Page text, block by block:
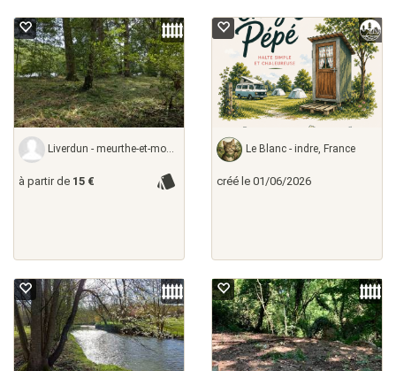
Liverdun - meurthe-et-moselle,
à partir de 15 €
Le Blanc - indre, France
créé le 01/06/2026